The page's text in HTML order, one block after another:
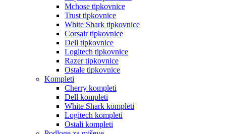
Mchose tipkovnice
Trust tipkovnice
White Shark tipkovnice
Corsair tipkovnice
Dell tipkovnice
Logitech tipkovnice
Razer tipkovnice
Ostale tipkovnice
Kompleti
Cherry kompleti
Dell kompleti
White Shark kompleti
Logitech kompleti
Ostali kompleti